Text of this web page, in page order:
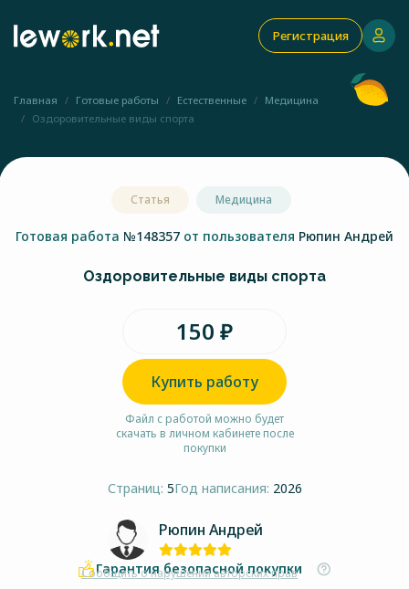
Регистрация
Главная Готовые работы Естественные
Медицина
Оздоровительные виды спорта
Статья Медицина
Готовая работа №148357 от пользователя Рюпин Андрей
Оздоровительные виды спорта
150 ₽
Купить работу
Файл с работой можно будет
скачать в личном кабинете после
покупки
Страниц: 5Год написания: 2026
Рюпин Андрей
Сообщить о нарушении авторских прав
Гарантия безопасной покупки